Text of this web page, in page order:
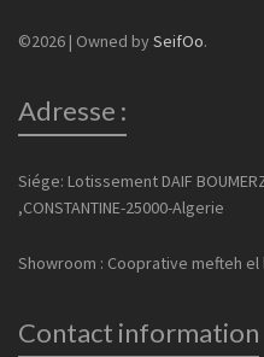
©2026 | Owned by SeifOo.
Adresse :
Siége: Lotissement DAIF
,CONSTANTINE-25000-Algerie
Showroom : Cooprative mefteh el
Contact information